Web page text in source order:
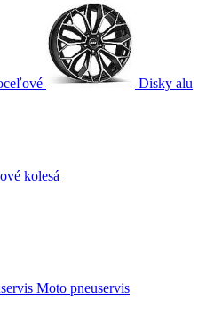
Disky alu
kolesá
Moto pneuservis